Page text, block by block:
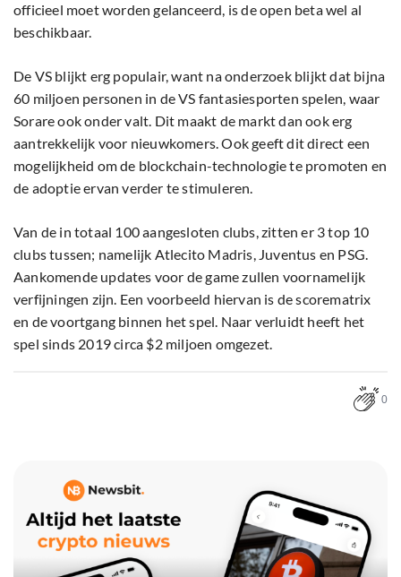
officieel moet worden gelanceerd, is de open beta wel al
beschikbaar.
De VS blijkt erg populair, want na onderzoek blijkt dat bijna
60 miljoen personen in de VS fantasiesporten spelen, waar
Sorare ook onder valt. Dit maakt de markt dan ook erg
aantrekkelijk voor nieuwkomers. Ook geeft dit direct een
mogelijkheid om de blockchain-technologie te promoten en
de adoptie ervan verder te stimuleren.
Van de in totaal 100 aangesloten clubs, zitten er 3 top 10
clubs tussen; namelijk Atlecito Madris, Juventus en PSG.
Aankomende updates voor de game zullen voornamelijk
verfijningen zijn. Een voorbeeld hiervan is de scorematrix
en de voortgang binnen het spel. Naar verluidt heeft het
spel sinds 2019 circa $2 miljoen omgezet.
0